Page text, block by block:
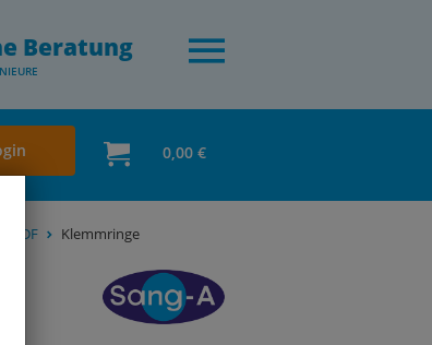
Beratung
0,00 €
Klemmringe